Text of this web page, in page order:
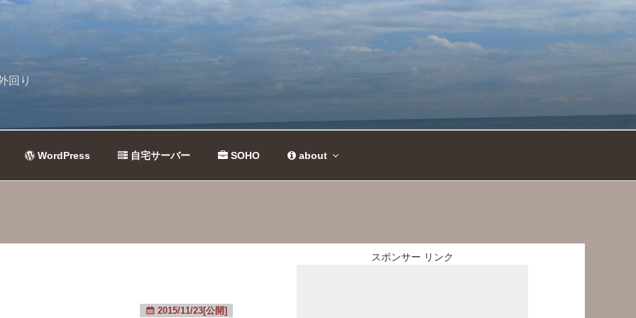
回り
WordPress 自宅サーバー SOHO about
2015/11/23[公開]
スポンサー リンク